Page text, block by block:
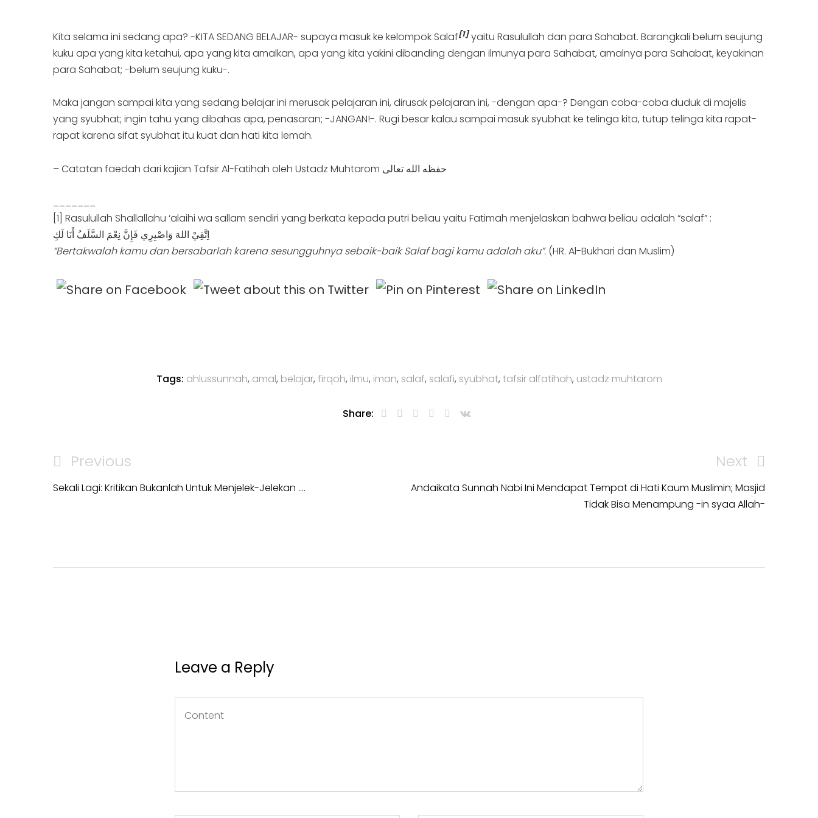
Kita selama ini sedang apa? -KITA SEDANG BELAJAR- supaya masuk ke kelompok Salaf[1]yaitu Rasulullah dan para Sahabat. Barangkali belum seujung
kuku apa yang kita ketahui, apa yang kita amalkan, apa yang kita yakini dibanding dengan ilmunya para Sahabat, amalnya para Sahabat, keyakinan
para Sahabat; -belum seujung kuku-.
Maka jangan sampai kita yang sedang belajar ini merusak pelajaran ini, dirusak pelajaran ini, -dengan apa-? Dengan coba-coba duduk di majelis
yang syubhat; ingin tahu yang dibahas apa, penasaran; -JANGAN!-. Rugi besar kalau sampai masuk syubhat ke telinga kita, tutup telinga kita rapat-
rapat karena sifat syubhat itu kuat dan hati kita lemah.
– Catatan faedah dari kajian Tafsir Al-Fatihah oleh Ustadz Muhtarom حفظه الله تعالى
[1] Rasulullah Shallallahu ‘alaihi wa sallam sendiri yang berkata kepada putri beliau yaitu Fatimah menjelaskan bahwa beliau adalah “salaf” :
اِتَّقِيْ اللهَ وَاصْبِرِي فَإِنَّ نِعْمَ السَّلَفُ أَنَا لَكِ
“Bertakwalah kamu dan bersabarlah karena sesungguhnya sebaik-baik Salaf bagi kamu adalah aku”. (HR. Al-Bukhari dan Muslim)
Tags: ahlussunnah, amal, belajar, firqoh, ilmu, iman, salaf, salafi, syubhat, tafsir alfatihah, ustadz muhtarom
Share:
Post
navigation
Previous
Post
Previous
Sekali Lagi: Kritikan Bukanlah Untuk Menjelek-Jelekan ….
Next
Post
Next
Andaikata Sunnah Nabi Ini Mendapat Tempat di Hati Kaum Muslimin; Masjid
Tidak Bisa Menampung -in syaa Allah-
Leave a Reply